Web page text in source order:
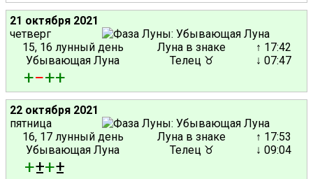
21 октября 2021
четверг
15, 16 лунный день
Убывающая Луна
Луна в знаке
Телец ♉
↑ 17:42
↓ 07:47
+−++
22 октября 2021
пятница
16, 17 лунный день
Убывающая Луна
Луна в знаке
Телец ♉
↑ 17:53
↓ 09:04
+±+±